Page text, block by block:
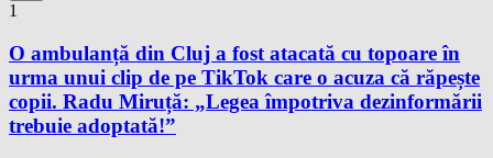
1
O ambulanță din Cluj a fost atacată cu topoare în
urma unui clip de pe TikTok care o acuza că răpește
copii. Radu Miruță: „Legea împotriva dezinformării
trebuie adoptată!”